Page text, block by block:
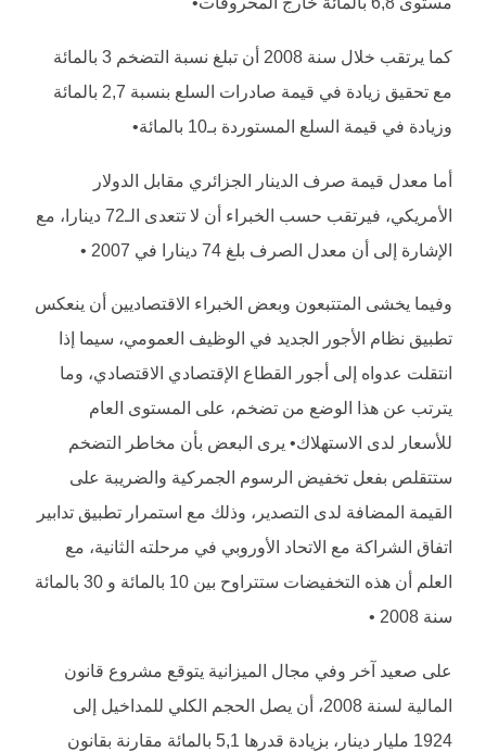
كما يرتقب خلال سنة 2008 أن تبلغ نسبة التضخم 3 بالمائة
مع تحقيق زيادة في قيمة صادرات السلع بنسبة 2,7 بالمائة
وزيادة في قيمة السلع المستوردة بـ10 بالمائة•
أما معدل قيمة صرف الدينار الجزائري مقابل الدولار
الأمريكي، فيرتقب حسب الخبراء أن لا تتعدى الـ72 دينارا، مع
الإشارة إلى أن معدل الصرف بلغ 74 دينارا في 2007 •
وفيما يخشى المتتبعون وبعض الخبراء الاقتصاديين أن ينعكس
تطبيق نظام الأجور الجديد في الوظيف العمومي، سيما إذا
انتقلت عدواه إلى أجور القطاع الإقتصادي الاقتصادي، وما
يترتب عن هذا الوضع من تضخم، على المستوى العام
للأسعار لدى الاستهلاك• يرى البعض بأن مخاطر التضخم
ستتقلص بفعل تخفيض الرسوم الجمركية والضريبة على
القيمة المضافة لدى التصدير، وذلك مع استمرار تطبيق تدابير
اتفاق الشراكة مع الاتحاد الأوروبي في مرحلته الثانية، مع
العلم أن هذه التخفيضات ستتراوح بين 10 بالمائة و 30 بالمائة
سنة 2008 •
على صعيد آخر وفي مجال الميزانية يتوقع مشروع قانون
المالية لسنة 2008، أن يصل الحجم الكلي للمداخيل إلى
1924 مليار دينار، بزيادة قدرها 5,1 بالمائة مقارنة بقانون